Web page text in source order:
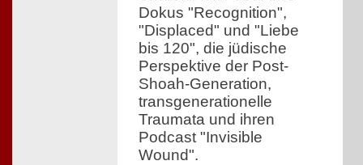
Dokus "Recognition",
"Displaced" und "Liebe
bis 120", die jüdische
Perspektive der Post-
Shoah-Generation,
transgenerationelle
Traumata und ihren
Podcast "Invisible
Wound".